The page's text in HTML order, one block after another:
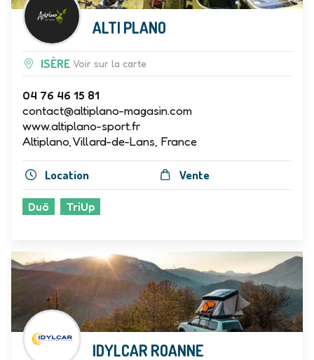
ALTI PLANO
ISÈRE Voir sur la carte
04 76 46 15 81
contact@altiplano-magasin.com
www.altiplano-sport.fr
Altiplano, Villard-de-Lans, France
Location Vente
Duö TriUp
IDYLCAR ROANNE